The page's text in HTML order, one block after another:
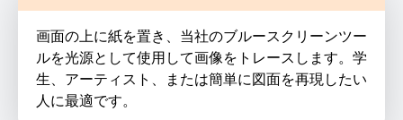
画面の上に紙を置き、当社のブルースクリーンツー
ルを光源として使用して画像をトレースします。学
生、アーティスト、または簡単に図面を再現したい
人に最適です。